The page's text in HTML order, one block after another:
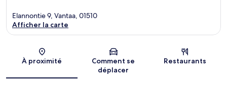
Carte
Elannontie 9, Vantaa, 01510
Afficher la carte
À proximité
Comment se
déplacer
Restaurants